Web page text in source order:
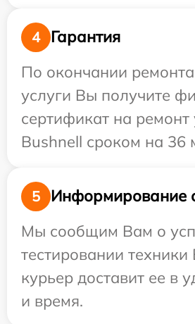
4
Гарантия
По окончании
услуги Вы получите
сертификат на ремонт
Bushnell сроком на 36
5
Информирование
Мы сообщим Вам о
тестировании техники
курьер доставит ее в
и время.